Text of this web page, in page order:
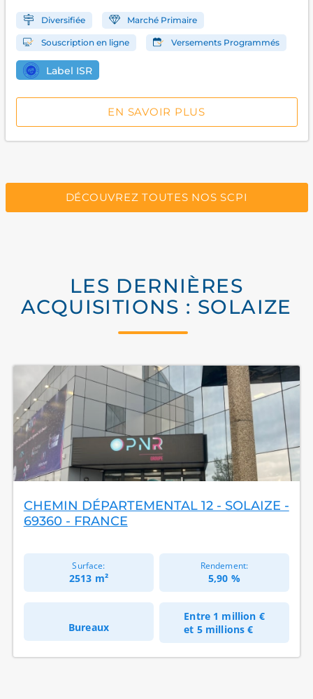
Diversifiée Marché Primaire
Souscription en ligne Versements Programmés
Label ISR
EN SAVOIR PLUS
DÉCOUVREZ TOUTES NOS SCPI
LES DERNIÈRES
ACQUISITIONS : SOLAIZE
CHEMIN DÉPARTEMENTAL 12 - SOLAIZE -
69360 - FRANCE
Surface:
2513 m²
Rendement:
5,90 %
Bureaux
Entre 1 million €
et 5 millions €